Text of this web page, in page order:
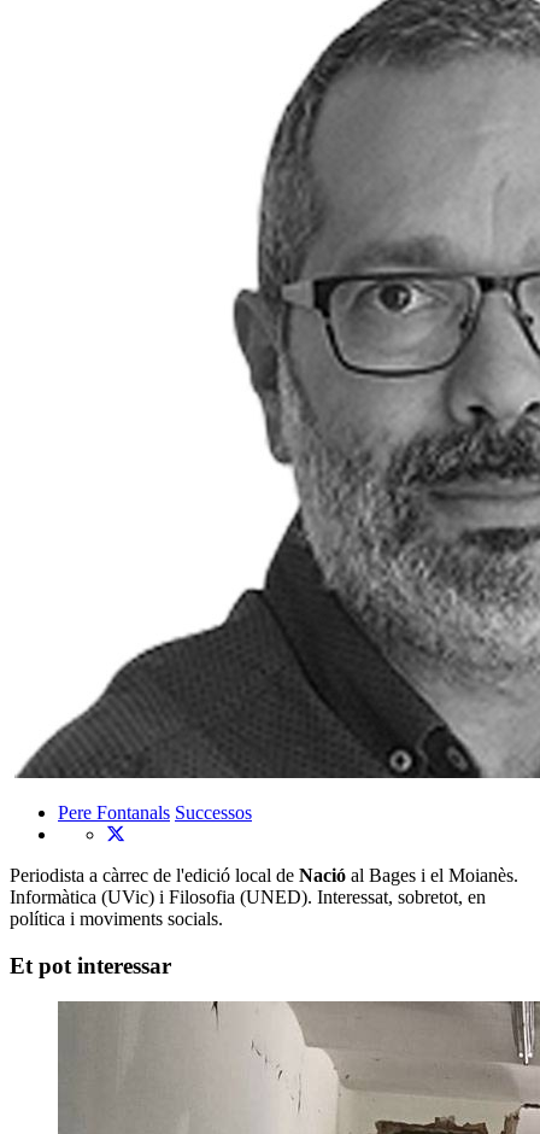
Pere Fontanals Successos
Periodista a càrrec de l'edició local de Nació al Bages i el Moianès.
Informàtica (UVic) i Filosofia (UNED). Interessat, sobretot, en
política i moviments socials.
Et pot interessar